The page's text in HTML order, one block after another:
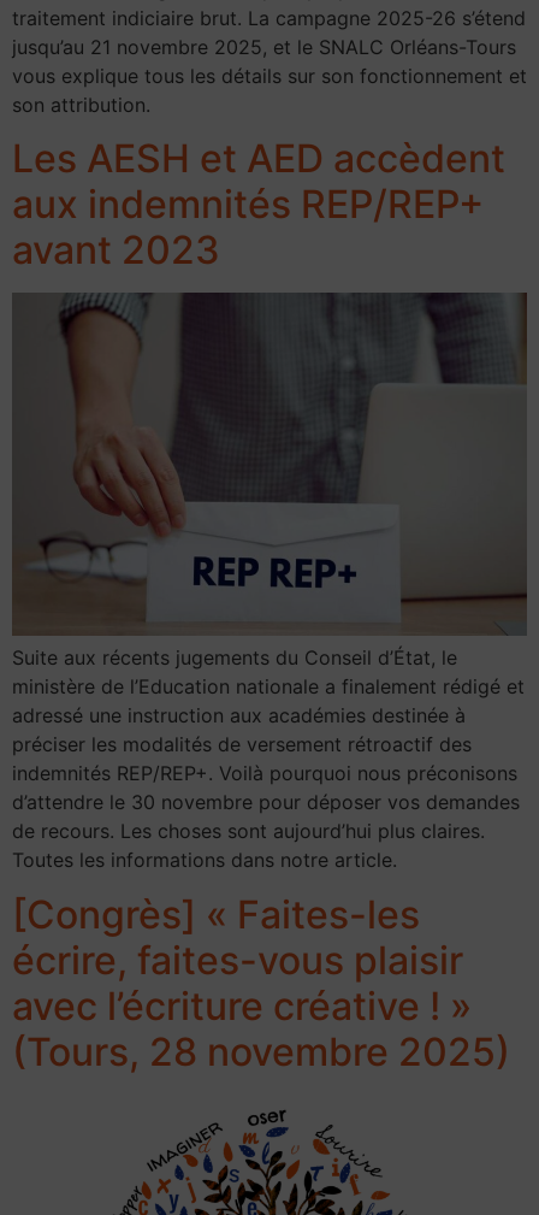
traitement indiciaire brut. La campagne 2025-26 s’étend
jusqu’au 21 novembre 2025, et le SNALC Orléans-Tours
vous explique tous les détails sur son fonctionnement et
son attribution.
Les AESH et AED accèdent
aux indemnités REP/REP+
avant 2023
Suite aux récents jugements du Conseil d’État, le
ministère de l’Education nationale a finalement rédigé et
adressé une instruction aux académies destinée à
préciser les modalités de versement rétroactif des
indemnités REP/REP+. Voilà pourquoi nous préconisons
d’attendre le 30 novembre pour déposer vos demandes
de recours. Les choses sont aujourd’hui plus claires.
Toutes les informations dans notre article.
[Congrès] « Faites-les
écrire, faites-vous plaisir
avec l’écriture créative ! »
(Tours, 28 novembre 2025)